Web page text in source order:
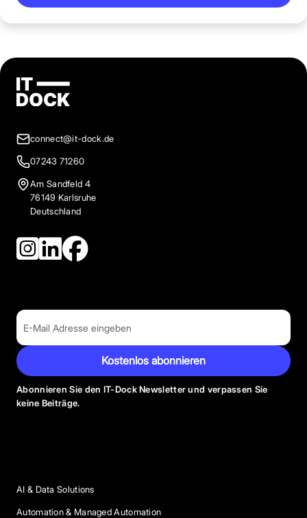
connect@it-dock.de
07243 71260
Am Sandfeld 4
76149 Karlsruhe
Deutschland
Kostenlos abonnieren
Abonnieren Sie den IT-Dock Newsletter und verpassen Sie
keine Beiträge.
AI & Data Solutions
Automation & Managed Automation